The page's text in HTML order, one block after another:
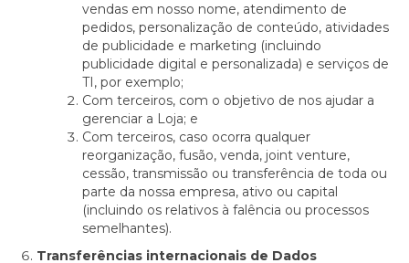
vendas em nosso nome, atendimento de
pedidos, personalização de conteúdo, atividades
de publicidade e marketing (incluindo
publicidade digital e personalizada) e serviços de
TI, por exemplo;
Com terceiros, com o objetivo de nos ajudar a
gerenciar a Loja; e
Com terceiros, caso ocorra qualquer
reorganização, fusão, venda, joint venture,
cessão, transmissão ou transferência de toda ou
parte da nossa empresa, ativo ou capital
(incluindo os relativos à falência ou processos
semelhantes).
Transferências internacionais de Dados